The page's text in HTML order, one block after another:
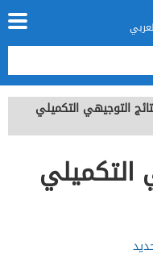
التوجيهي التكميلي
التكميلي